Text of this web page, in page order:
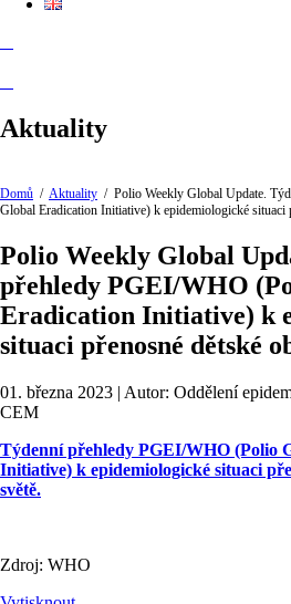
Aktuality
Domů / Aktuality / Polio Weekly Global Update.
Global Eradication Initiative) k epidemiologické situaci
Polio Weekly Global
přehledy PGEI/WHO
Eradication Initiative) k
situaci přenosné dětské
01. března 2023 | Autor: Oddělení
CEM
Týdenní přehledy PGEI/WHO (Polio
Initiative) k epidemiologické situaci
světě.
Zdroj: WHO